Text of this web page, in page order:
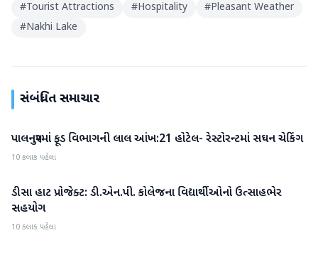
#Tourist Attractions #Hospitality #Pleasant Weather
#Nakhi Lake
સંબંધિત સમાચાર
બનાસકાંઠા
પાલનપુરમાં ફૂડ વિભાગની લાલ આંખ:21 હોટેલ- રેસ્ટોરન્ટમાં સઘન ચેકિંગ
10 કલાક પહેલા
બનાસકાંઠા
ડીસા હાટ પ્રોજેક્ટ: ડી.એન.પી. કોલેજના વિદ્યાર્થીઓનો ઉત્સાહભેર
સહયોગ
10 કલાક પહેલા